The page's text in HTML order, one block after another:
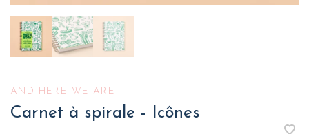
AND HERE WE ARE
Carnet à spirale - Icônes